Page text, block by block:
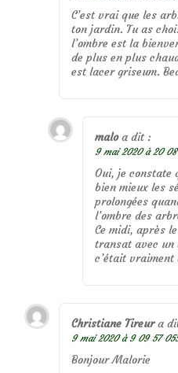
C’est vrai que les
ton jardin. Tu as
l’ombre est la
de plus en plus
est lacer griseum.
malo a dit :
9 mai 2020 à 20
Oui, je constate
bien mieux les
prolongées
l’ombre des
Ce midi, après
transat avec un
c’était
Christiane Tireur a
9 mai 2020 à 9 09 57
Bonjour Malorie